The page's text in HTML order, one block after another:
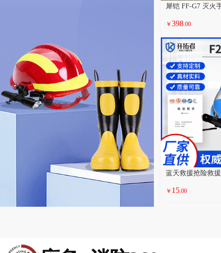
犀铠 FF-G7 灭火
￥ 398.00
蓝天救援抢险救
￥ 15.00